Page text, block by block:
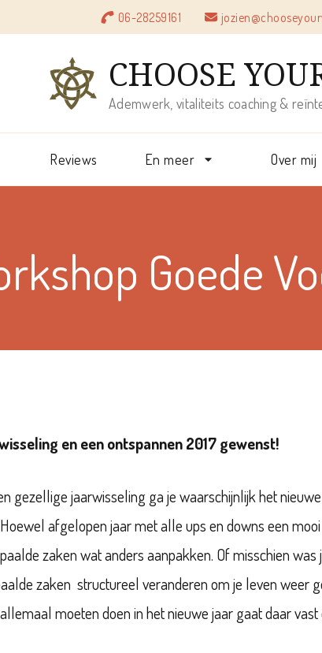
06-28259161
CHOOSE
Ademwerk, vitaliteits coaching &
Reviews En meer Over mij
Goede
en een ontspannen 2017 gewenst!
gezellige jaarwisseling ga je waarschijnlijk het
afgelopen jaar met alle ups en downs een
zaken wat anders aanpakken. Of misschien was
zaken structureel veranderen om je leven weer
moeten doen in het nieuwe jaar gaat daar vast